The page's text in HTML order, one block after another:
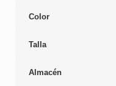
Color
Talla
Almacén